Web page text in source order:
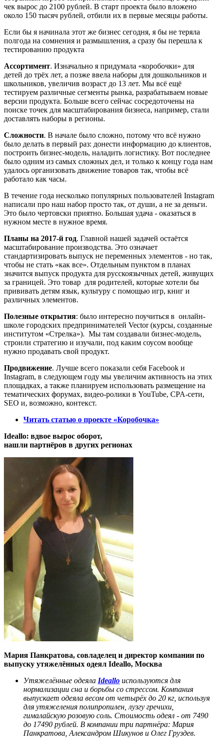
чек вырос до 2100 рублей. В старт проекта было вложено
около 150 тысяч рублей, отбили их в первые месяцы работы.
Если бы я начинала этот же бизнес сегодня, я бы не теряла
полгода на сомнения и размышления, а сразу бы перешла к
тестированию продукта
Ассортимент. Изначально я придумала «коробочки» для
детей до трёх лет, а позже ввела наборы для дошкольников и
школьников, увеличив возраст до 13 лет. Мы всё ещё
тестируем различные сегменты рынка, разрабатываем новые
версии продукта. Больше всего сейчас сосредоточены на
поиске точек для масштабирования бизнеса, например, стали
доставлять наборы в регионы.
Сложности. В начале было сложно, потому что всё нужно
было делать в первый раз: донести информацию до клиентов,
построить бизнес-модель, наладить логистику. Вот последнее
было одним из самых сложных дел, и только к концу года нам
удалось организовать движение товаров так, чтобы всё
работало как часы.
В течение года несколько популярных пользователей Instagram
написали про наш набор просто так, от души, а не за деньги.
Это было чертовски приятно. Большая удача - оказаться в
нужном месте в нужное время.
Планы на 2017-й год. Главной нашей задачей остаётся
масштабирование производства. Это означает
стандартизировать выпуск не переменных элементов - но так,
чтобы не стать «как все». Отдельным пунктом в планах
значится выпуск продукта для русскоязычных детей, живущих
за границей. Это товар для родителей, которые хотели бы
прививать детям язык, культуру с помощью игр, книг и
различных элементов.
Полезные открытия: было интересно поучиться в онлайн-
школе городских предпринимателей Vector (курсы, созданные
институтом «Стрелка»). Мы там создавали бизнес-модель,
строили стратегию и изучали, под каким соусом вообще
нужно продавать свой продукт.
Продвижение. Лучше всего показали себя Facebook и
Instagram, в следующем году мы увеличим активность на этих
площадках, а также планируем использовать размещение на
тематических форумах, видео-ролики в YouTube, CPA-сети,
SEO и, возможно, контекст.
Читать статью о проекте «Коробочка»
Ideallo: вдвое вырос оборот,
нашли партнёров в других регионах
Мария Панкратова, совладелец и директор компании по
выпуску утяжелённых одеял Ideallo, Москва
Утяжелённые одеяла Ideallo используются для
нормализации сна и борьбы со стрессом. Компания
выпускает одеяла весом от четырёх до 20 кг, используя
для утяжеления полипропилен, лузгу гречихи,
гималайскую розовую соль. Стоимость одеял - от 7490
до 17490 рублей. В компании три партнёра: Мария
Панкратова, Александром Шикунов и Олег Груздев.